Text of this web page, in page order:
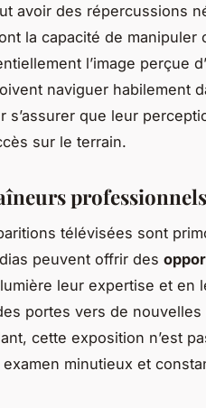
avoir des répercussions
la capacité de manipuler
l’image perçue
naviguer habilement
s’assurer que leur
sur le terrain.
professionnels
télévisées sont
peuvent offrir des
leur expertise et en
portes vers de nouvelles
cette exposition n’est
minutieux et